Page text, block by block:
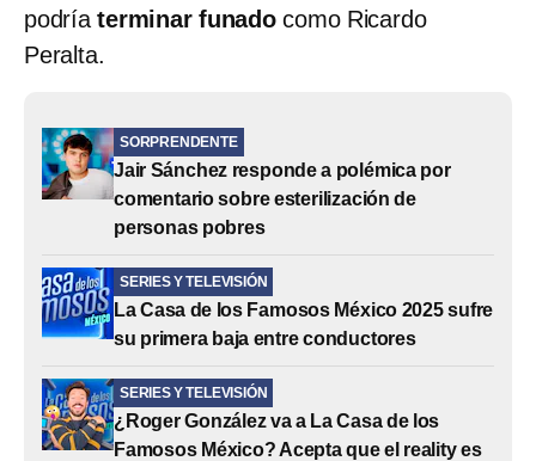
podríaterminar funadocomo Ricardo
Peralta.
SORPRENDENTE
Jair Sánchez responde a polémica por
comentario sobre esterilización de
personas pobres
SERIES Y TELEVISIÓN
La Casa de los Famosos México 2025 sufre
su primera baja entre conductores
SERIES Y TELEVISIÓN
¿Roger González va a La Casa de los
Famosos México? Acepta que el reality es